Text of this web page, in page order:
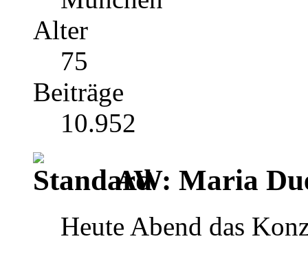
Alter
75
Beiträge
10.952
AW: Maria
Heute Abend das